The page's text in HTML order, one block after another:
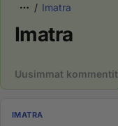
Imatra
Imatra
Uusimmat kommentit
IMATRA